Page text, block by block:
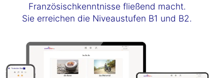
Französischkenntnisse fließend macht.
Sie erreichen die Niveaustufen B1 und B2.